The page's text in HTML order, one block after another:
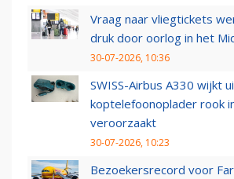
Vraag naar vliegtickets
druk door oorlog in het
30-07-2026, 10:36
SWISS-Airbus A330 wijkt
koptelefoonoplader rook
veroorzaakt
30-07-2026, 10:23
Bezoekersrecord voor